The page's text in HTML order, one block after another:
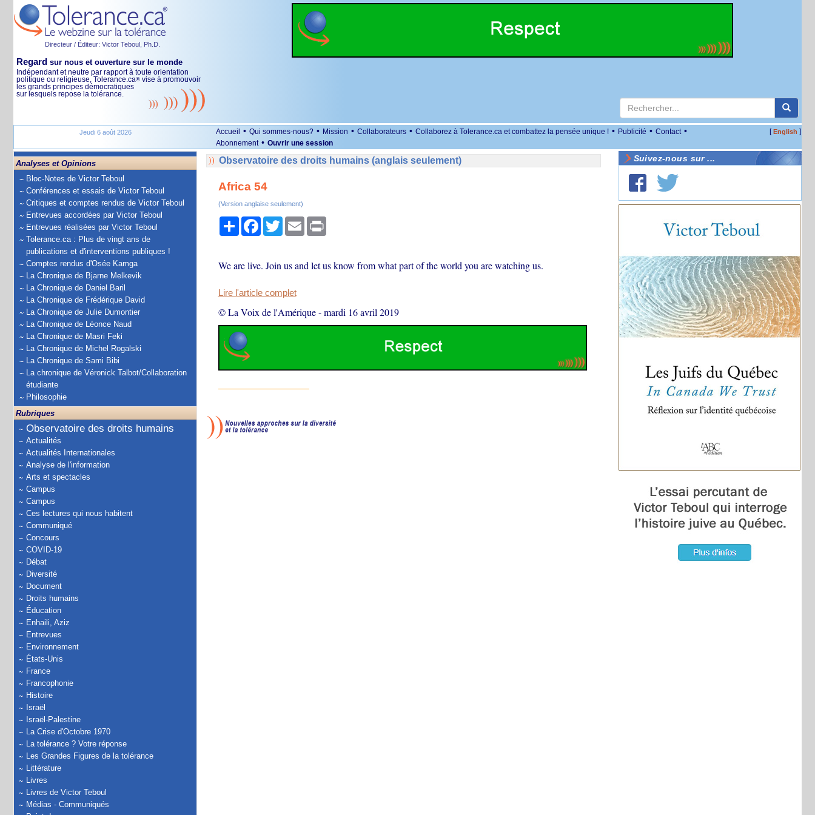
Directeur / Éditeur: Victor Teboul, Ph.D.
Regard sur nous et ouverture sur le monde
Indépendant et neutre par rapport à toute orientation
politique ou religieuse, Tolerance.ca® vise à promouvoir
les grands principes démocratiques
sur lesquels repose la tolérance.
Jeudi 6 août 2026 Accueil • Qui sommes-nous? • Mission • Collaborateurs • Collaborez à Tolerance.ca et combattez la pensée unique ! • Publicité • Contact •
Abonnement • Ouvrir une session
[English ]
Analyses et Opinions
Bloc-Notes de Victor Teboul
Conférences et essais de Victor Teboul
Critiques et comptes rendus de Victor Teboul
Entrevues accordées par Victor Teboul
Entrevues réalisées par Victor Teboul
Tolerance.ca : Plus de vingt ans de
publications et d'interventions publiques !
Comptes rendus d'Osée Kamga
La Chronique de Bjarne Melkevik
La Chronique de Daniel Baril
La Chronique de Frédérique David
La Chronique de Julie Dumontier
La Chronique de Léonce Naud
La Chronique de Masri Feki
La Chronique de Michel Rogalski
La Chronique de Sami Bibi
La chronique de Véronick Talbot/Collaboration
étudiante
Philosophie
Rubriques
Observatoire des droits humains
Actualités
Actualités Internationales
Analyse de l'information
Arts et spectacles
Campus
Campus
Ces lectures qui nous habitent
Communiqué
Concours
COVID-19
Débat
Diversité
Document
Droits humains
Éducation
Enhaili, Aziz
Entrevues
Environnement
États-Unis
France
Francophonie
Histoire
Israël
Israël-Palestine
La Crise d'Octobre 1970
La tolérance ? Votre réponse
Les Grandes Figures de la tolérance
Littérature
Livres
Livres de Victor Teboul
Médias - Communiqués
Observatoire des droits humains (anglais seulement)
Africa 54
(Version anglaise seulement)
PartagerFacebook
TwitterEmail Print
We are live. Join us and let us know from what part of the world you are watching us.
Lire l'article complet
© La Voix de l'Amérique-mardi 16 avril 2019
Suivez-nous sur ...